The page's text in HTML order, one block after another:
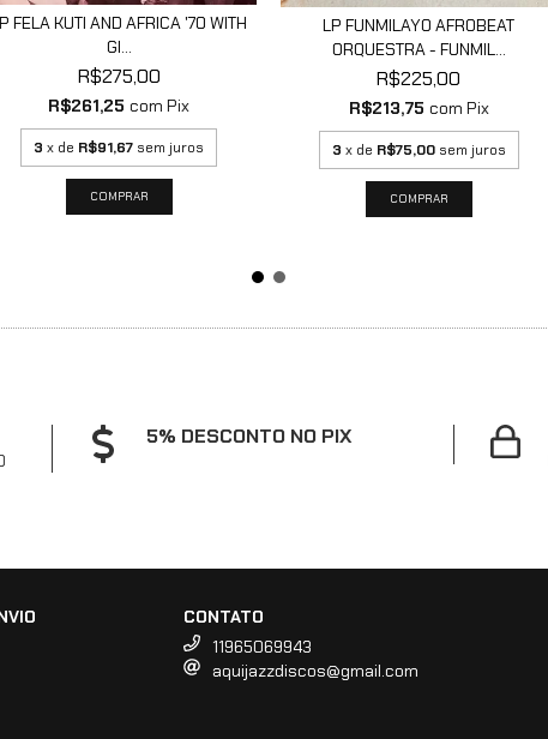
FELA KUTI AND AFRICA '70 WITH
GI...
R$275,00
R$261,25 com Pix
3 x de R$91,67 sem juros
LP FUNMILAYO AFROBEAT
ORQUESTRA - FUNMIL...
R$225,00
R$213,75 com Pix
3 x de R$75,00 sem juros
5% DESCONTO NO PIX
CONTATO
11965069943
aquijazzdiscos@gmail.com